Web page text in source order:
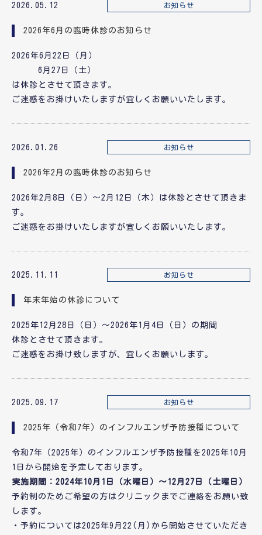
2026.05.12 お知らせ
2026年6月の臨時休診のお知らせ
2026年6月22日（月）
6月27日（土）
は休診とさせて頂きます。
ご迷惑をお掛けいたしますが宜しくお願いいたします。
2026.01.26 お知らせ
2026年2月の臨時休診のお知らせ
2026年2月8日（日）～2月12日（木）は休診とさせて頂きま
す。
ご迷惑をお掛けいたしますが宜しくお願いいたします。
2025.11.11 お知らせ
年末年始の休診について
2025年12月28日（日）～2026年1月4日（日）の期間
休診とさせて頂きます。
ご迷惑をお掛け致しますが、宜しくお願いします。
2025.09.17 お知らせ
2025年（令和7年）のインフルエンザ予防接種について
令和7年（2025年）のインフルエンザ予防接種を2025年10月
1日から開始を予定しております。
実施期間：2024年10月1日（水曜日）～12月27日（土曜日）
予約制のためご希望の方はクリニックまでご連絡をお願い致
します。
・予約については2025年9月22(月)から開始させていただき